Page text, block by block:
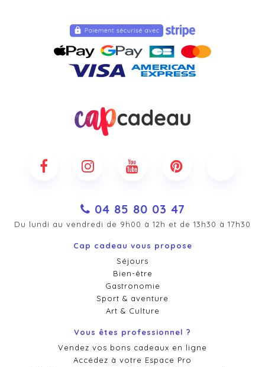
04 85 80 03 47
Du lundi au vendredi de 9h00 à 12h et de 13h30 à 17h30
Cap cadeau vous propose
Séjours
Bien-être
Gastronomie
Sport & aventure
Art & Culture
Vous êtes professionnel ?
Vendez vos bons cadeaux en ligne
Accédez à votre Espace Pro